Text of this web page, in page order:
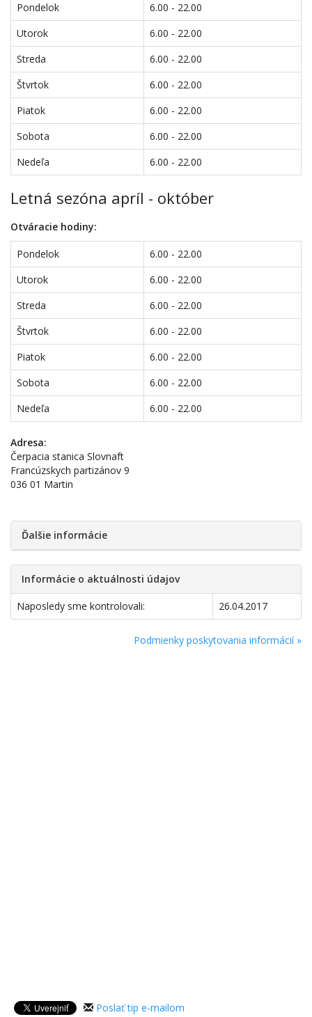
Pondelok
6.00 - 22.00
Utorok
6.00 - 22.00
Streda
6.00 - 22.00
Štvrtok
6.00 - 22.00
Piatok
6.00 - 22.00
Sobota
6.00 - 22.00
Nedeľa
6.00 - 22.00
Letná sezóna apríl - október
Otváracie hodiny:
Pondelok
6.00 - 22.00
Utorok
6.00 - 22.00
Streda
6.00 - 22.00
Štvrtok
6.00 - 22.00
Piatok
6.00 - 22.00
Sobota
6.00 - 22.00
Nedeľa
6.00 - 22.00
Adresa:
Čerpacia stanica Slovnaft
Francúzskych partizánov 9
036 01 Martin
Ďalšie informácie
Informácie o aktuálnosti údajov
Naposledy sme kontrolovali: 26.04.2017
Podmienky poskytovania informácií »
Poslať tip e-mailom